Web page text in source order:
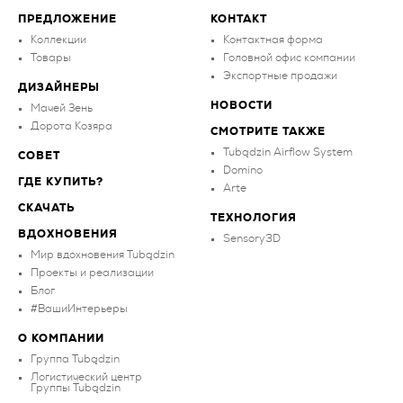
ПРЕДЛОЖЕНИЕ
Коллекции
Товары
ДИЗАЙНЕРЫ
Мачей Зень
Дорота Козяра
СОВЕТ
ГДЕ КУПИТЬ?
СКАЧАТЬ
ВДОХНОВЕНИЯ
Мир вдохновения Tubądzin
Проекты и реализации
Блог
#ВашиИнтерьеры
О КОМПАНИИ
Группа Tubądzin
Логистический центр
Группы Tubądzin
КОНТАКТ
Контактная форма
Головной офис компании
Экспортные продажи
НОВОСТИ
СМОТРИТЕ ТАКЖЕ
Tubądzin Airflow System
Domino
Arte
ТЕХНОЛОГИЯ
Sensory3D